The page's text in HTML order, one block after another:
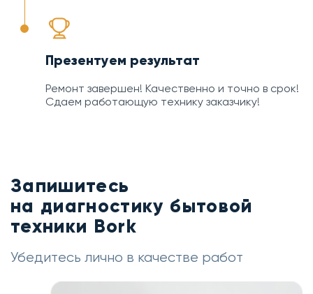
Презентуем результат
Ремонт завершен! Качественно и точно в срок!
Сдаем работающую технику заказчику!
Запишитесь
на диагностику бытовой
техники Bork
Убедитесь лично в качестве работ